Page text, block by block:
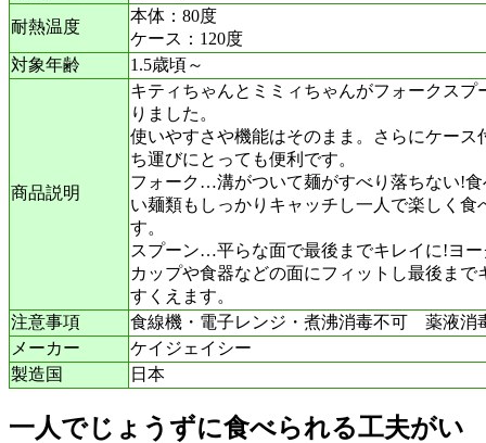
耐熱温度
本体：80度
ケース：120度
対象年齢
1.5歳頃～
商品説明
キティちゃんとミミィちゃんがフォークスプ
りました。
使いやすさや機能はそのまま。さらにケース
ち運びにとっても便利です。
フォーク…溝がついて麺がすべり落ちない!食
い麺類もしっかりキャッチし一人で楽しく食
す。
スプーン…平らな面で最後までキレイに!ヨー
カップや食器などの面にフィットし最後まで
すくえます。
注意事項
食線機・電子レンジ・煮沸消毒不可 薬液消
メーカー
ケイジェイシー
製造国
日本
一人でじょうずに食べられる工夫がい